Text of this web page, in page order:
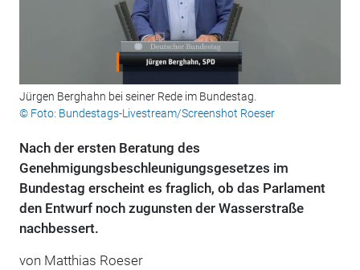
Jürgen Berghahn bei seiner Rede im Bundestag.
© Foto: Bundestags-Livestream/Screenshot Roeser
Nach der ersten Beratung des
Genehmigungsbeschleunigungsgesetzes im
Bundestag erscheint es fraglich, ob das Parlament
den Entwurf noch zugunsten der Wasserstraße
nachbessert.
von Matthias Roeser